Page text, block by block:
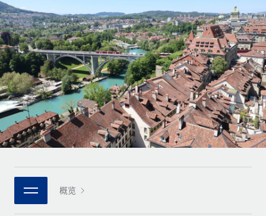
全球合同工入职与管理
PEO
外包复杂雇佣任务
基础设施
Remote Embedded
将人力资源无缝融入工作流程
团队的内置核心人力资源功能
连接 新的
使用我们的 MCP 将任何人工智能工具与 Remote 平台相连
成长阶段
初创企业
为成长型企业量身打造的全球敏捷型人力资源与薪资解决方案
中型市场
通过定制化人力资源解决方案扩展团队
企业
与我们携手合作
战略技术合作伙伴
合同工薪酬结算计算器
探索全球合同工的结算货币选项与结算速度
通过 REMOTE 学习
研究与指引
案例研究
人力资源术语表
核对表和模板
职位描述库
English
Nederlands
Français
Deutsch
Español
Italiano
Português (Portugal)
日本語
登录
概览